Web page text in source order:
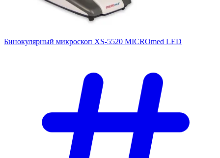
Бинокулярный микроскоп XS-5520 MICROmed LED